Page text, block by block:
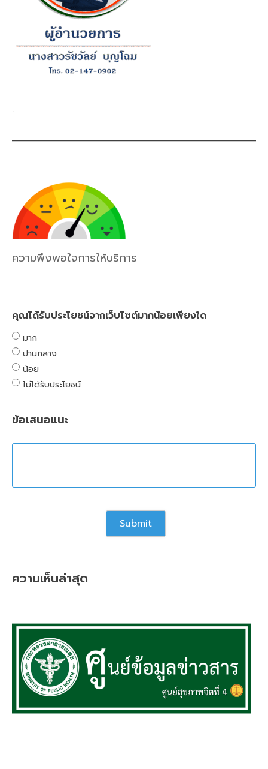
.
ความพึงพอใจการให้บริการ
คุณได้รับประโยชน์จากเว็บไซต์มากน้อยเพียงใด
มาก
ปานกลาง
น้อย
ไม่ได้รับประโยชน์
ข้อเสนอแนะ
ความเห็นล่าสุด